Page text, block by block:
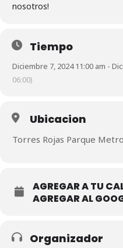
nosotros!
Tiempo
Diciembre 7, 2024 11:00 am -
06:00)
Ubicacion
Torres Rojas Parque
AGREGAR A TU
AGREGAR AL
Organizador